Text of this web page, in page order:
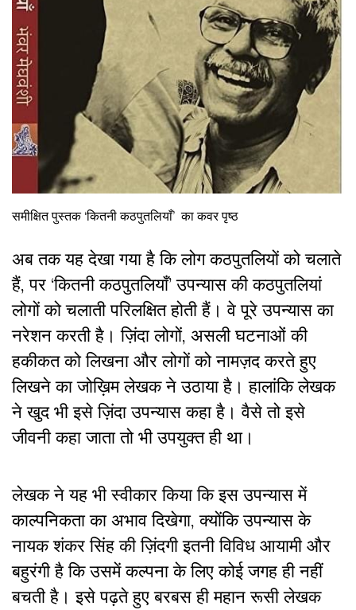
समीक्षित पुस्तक ‘कितनी कठपुतलियाँ’ का कवर पृष्ठ
अब तक यह देखा गया है कि लोग कठपुतलियों को चलाते
हैं, पर ‘कितनी कठपुतलियाँ’ उपन्यास की कठपुतलियां
लोगों को चलाती परिलक्षित होती हैं। वे पूरे उपन्यास का
नरेशन करती है। ज़िंदा लोगों, असली घटनाओं की
हकीकत को लिखना और लोगों को नामज़द करते हुए
लिखने का जोख़िम लेखक ने उठाया है। हालांकि लेखक
ने खुद भी इसे ज़िंदा उपन्यास कहा है। वैसे तो इसे
जीवनी कहा जाता तो भी उपयुक्त ही था।
लेखक ने यह भी स्वीकार किया कि इस उपन्यास में
काल्पनिकता का अभाव दिखेगा, क्योंकि उपन्यास के
नायक शंकर सिंह की ज़िंदगी इतनी विविध आयामी और
बहुरंगी है कि उसमें कल्पना के लिए कोई जगह ही नहीं
बचती है। इसे पढ़ते हुए बरबस ही महान रूसी लेखक